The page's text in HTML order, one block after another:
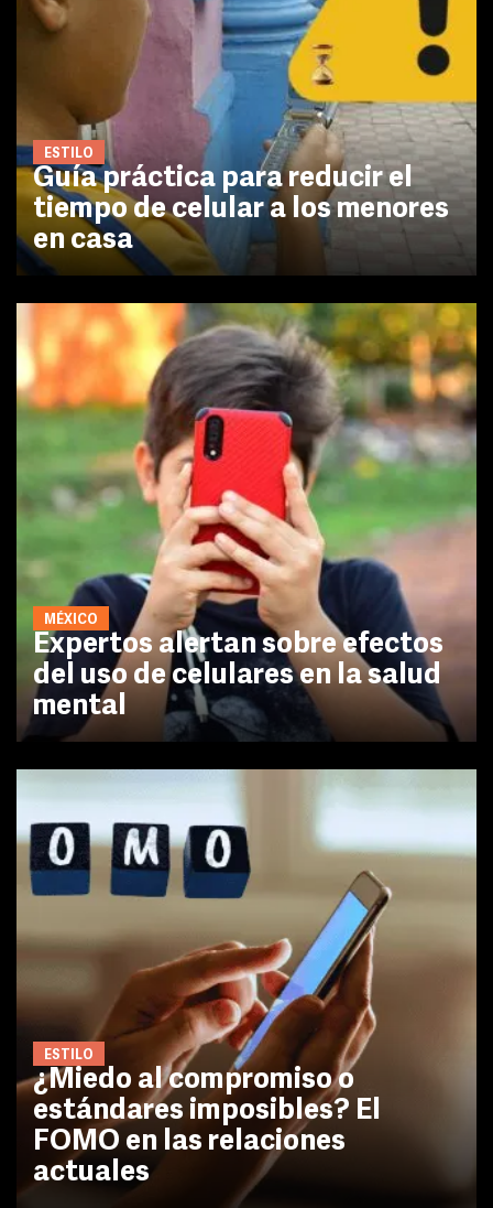
ESTILO
Guía práctica para reducir el
tiempo de celular a los menores
en casa
MÉXICO
Expertos alertan sobre efectos
del uso de celulares en la salud
mental
ESTILO
¿Miedo al compromiso o
estándares imposibles? El
FOMO en las relaciones
actuales